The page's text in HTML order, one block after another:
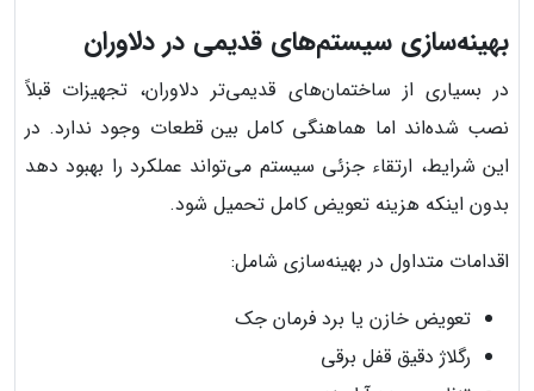
بهینه‌سازی سیستم‌های قدیمی در دلاوران
در بسیاری از ساختمان‌های قدیمی‌تر دلاوران، تجهیزات قبلاً
نصب شده‌اند اما هماهنگی کامل بین قطعات وجود ندارد. در
این شرایط، ارتقاء جزئی سیستم می‌تواند عملکرد را بهبود دهد
بدون اینکه هزینه تعویض کامل تحمیل شود.
اقدامات متداول در بهینه‌سازی شامل:
تعویض خازن یا برد فرمان جک
رگلاژ دقیق قفل برقی